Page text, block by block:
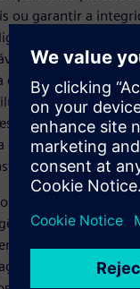
ou garantir a
baseados em
que oferecem
e equipamentos que
o
sendo aplicada
desde o
abranger uma ampla
digitais
planejar a
de alta fidelidade